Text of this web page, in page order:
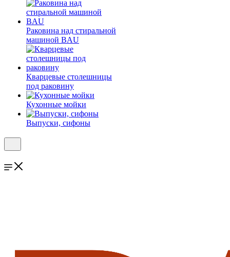
Раковина над стиральной
машиной BAU
Кварцевые столешницы
под раковину
Кухонные мойки
Выпуски, сифоны